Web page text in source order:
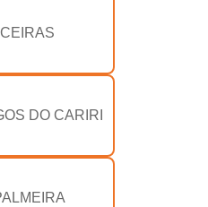
DO CARIRI